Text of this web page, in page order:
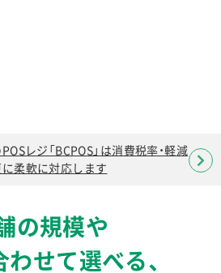
レジ「BCPOS」は消費税率・軽減
柔軟に対応します
の規模や
せて選べる、